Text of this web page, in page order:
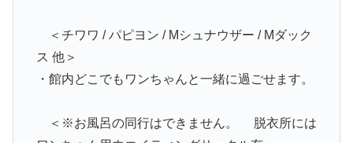
＜チワワ / パピヨン / Mシュナウザー / Mダック
ス 他＞
・館内どこでもワンちゃんと一緒に過ごせます。
＜※お風呂の同行はできません。 脱衣所には